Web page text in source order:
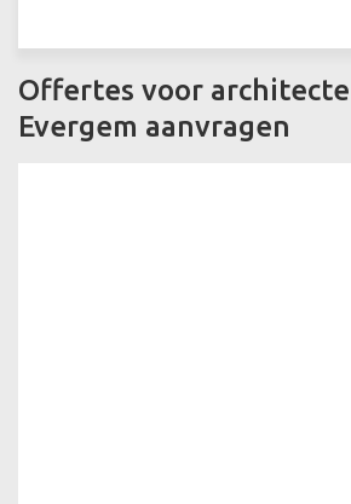
Offertes voor
Evergem aanvragen